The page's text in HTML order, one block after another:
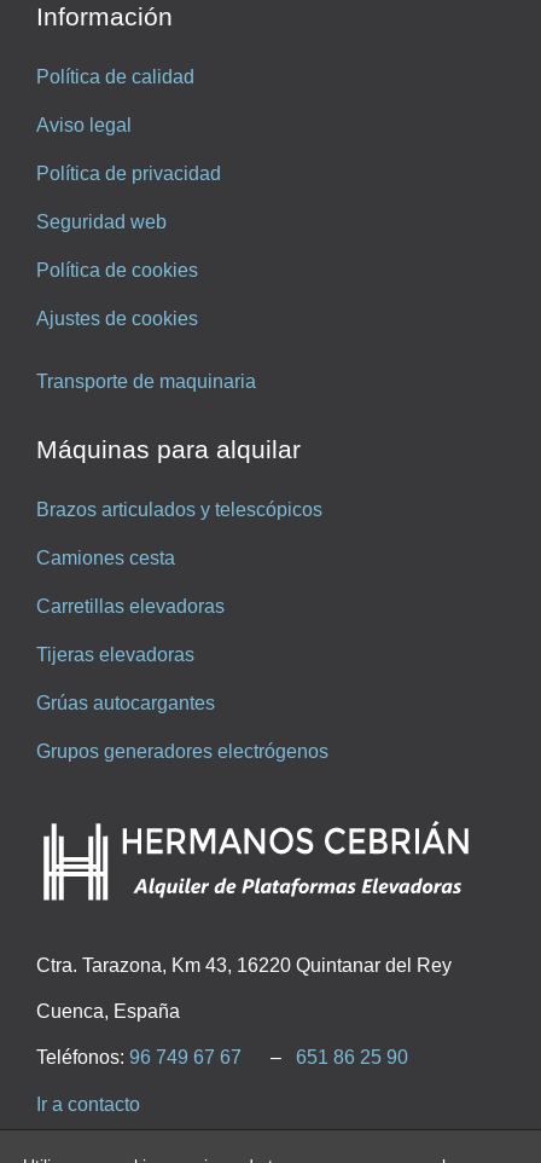
Información
Política de calidad
Aviso legal
Política de privacidad
Seguridad web
Política de cookies
Ajustes de cookies
Transporte de maquinaria
Máquinas para alquilar
Brazos articulados y telescópicos
Camiones cesta
Carretillas elevadoras
Tijeras elevadoras
Grúas autocargantes
Grupos generadores electrógenos
Ctra. Tarazona, Km 43, 16220 Quintanar del Rey
Cuenca, España
Teléfonos: 96 749 67 67 – 651 86 25 90
Ir a contacto